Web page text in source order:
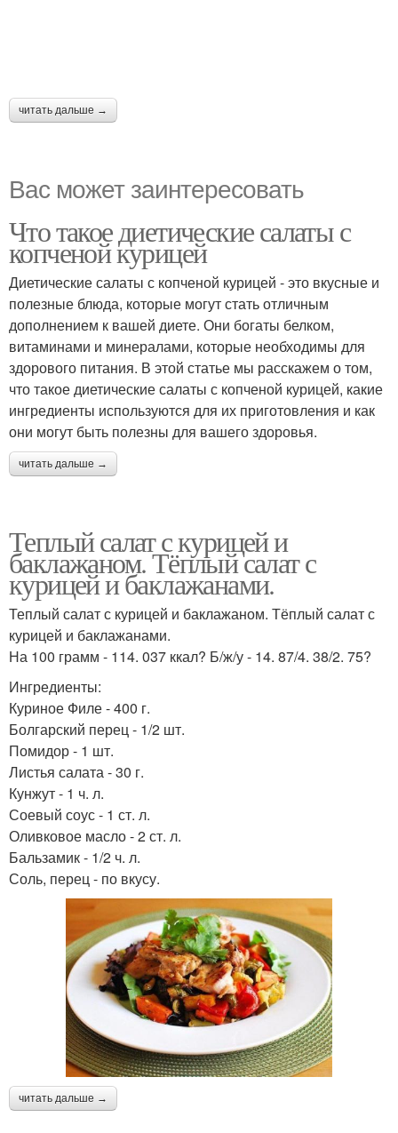
читать дальше →
Вас может заинтересовать
Что такое диетические салаты с
копченой курицей
Диетические салаты с копченой курицей - это вкусные и
полезные блюда, которые могут стать отличным
дополнением к вашей диете. Они богаты белком,
витаминами и минералами, которые необходимы для
здорового питания. В этой статье мы расскажем о том,
что такое диетические салаты с копченой курицей, какие
ингредиенты используются для их приготовления и как
они могут быть полезны для вашего здоровья.
читать дальше →
Теплый салат с курицей и
баклажаном. Тёплый салат с
курицей и баклажанами.
Теплый салат с курицей и баклажаном. Тёплый салат с
курицей и баклажанами.
На 100 грамм - 114. 037 ккал? Б/ж/у - 14. 87/4. 38/2. 75?
Ингредиенты:
Куриное Филе - 400 г.
Болгарский перец - 1/2 шт.
Помидор - 1 шт.
Листья салата - 30 г.
Кунжут - 1 ч. л.
Соевый соус - 1 ст. л.
Оливковое масло - 2 ст. л.
Бальзамик - 1/2 ч. л.
Соль, перец - по вкусу.
читать дальше →